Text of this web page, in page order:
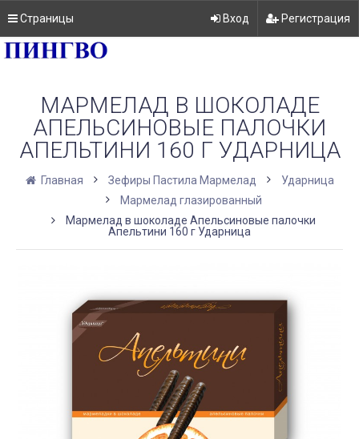
Страницы Вход Регистрация
МАРМЕЛАД В ШОКОЛАДЕ
АПЕЛЬСИНОВЫЕ ПАЛОЧКИ
АПЕЛЬТИНИ 160 Г УДАРНИЦА
Главная Зефиры Пастила Мармелад
Ударница
Мармелад глазированный
Мармелад в шоколаде Апельсиновые палочки
Апельтини 160 г Ударница